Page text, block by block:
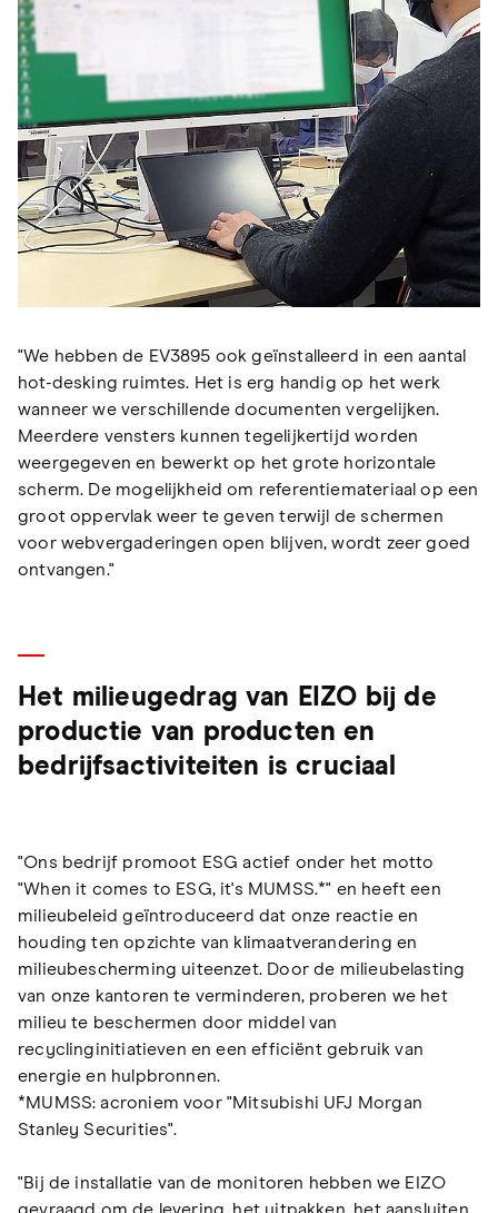
"We hebben de EV3895 ook geïnstalleerd in een aantal
hot-desking ruimtes. Het is erg handig op het werk
wanneer we verschillende documenten vergelijken.
Meerdere vensters kunnen tegelijkertijd worden
weergegeven en bewerkt op het grote horizontale
scherm. De mogelijkheid om referentiemateriaal op een
groot oppervlak weer te geven terwijl de schermen
voor webvergaderingen open blijven, wordt zeer goed
ontvangen."
Het milieugedrag van EIZO bij de
productie van producten en
bedrijfsactiviteiten is cruciaal
"Ons bedrijf promoot ESG actief onder het motto
"When it comes to ESG, it's MUMSS.*" en heeft een
milieubeleid geïntroduceerd dat onze reactie en
houding ten opzichte van klimaatverandering en
milieubescherming uiteenzet. Door de milieubelasting
van onze kantoren te verminderen, proberen we het
milieu te beschermen door middel van
recyclinginitiatieven en een efficiënt gebruik van
energie en hulpbronnen.
*MUMSS: acroniem voor "Mitsubishi UFJ Morgan
Stanley Securities".
"Bij de installatie van de monitoren hebben we EIZO
gevraagd om de levering, het uitpakken, het aansluiten